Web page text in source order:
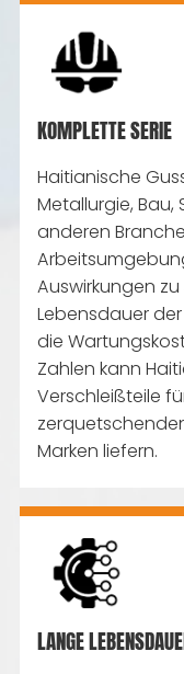
KOMPLETTE SERIE
Haitianische
Metallurgie,
anderen
Auswirkungen
Lebensdauer
die
Zahlen kann
Verschleißteile
Marken liefern.
LANGE